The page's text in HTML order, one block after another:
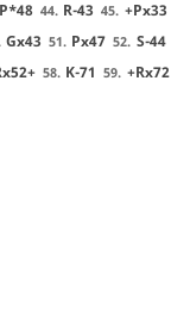
P*48 44. R-43 45. +Px33
Gx43 51. Px47 52. S-44
58. K-71 59. +Rx72